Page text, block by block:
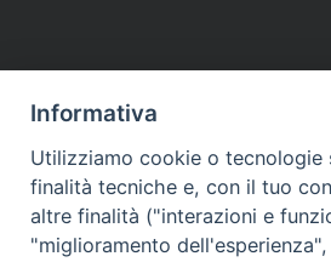
HOME VESCOVO ORARI MESSE
TUTELA MINORI
UFFICI PASTORALI
DOCUMENTI
CONTATTI
Informativa
Utilizziamo cookie o tecnologie
finalità tecniche e, con il tuo
altre finalità ("interazioni e
"miglioramento